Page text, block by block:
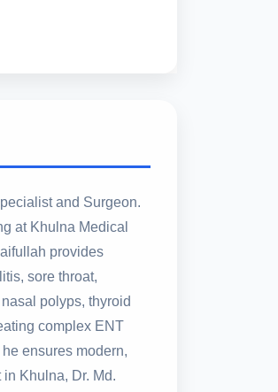
and Surgeon.
at Khulna Medical
provides
sore throat,
polyps, thyroid
complex ENT
ensures modern,
Khulna, Dr. Md.